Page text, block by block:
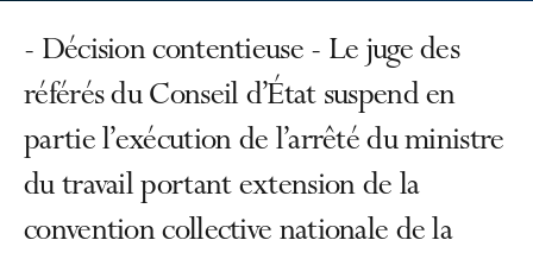
- Décision contentieuse - Le juge des
référés du Conseil d’État suspend en
partie l’exécution de l’arrêté du ministre
du travail portant extension de la
convention collective nationale de la